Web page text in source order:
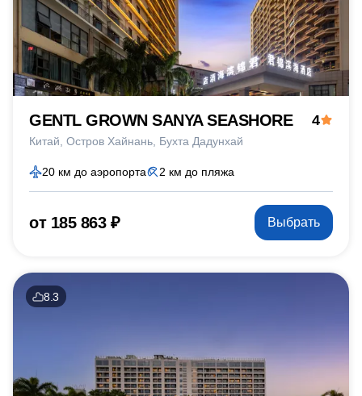
GENTL GROWN SANYA SEASHORE
Китай Остров Хайнань Бухта Дадунхай
4
20 км до аэропорта 2 км до пляжа
от 185 863 ₽ Выбрать
8.3